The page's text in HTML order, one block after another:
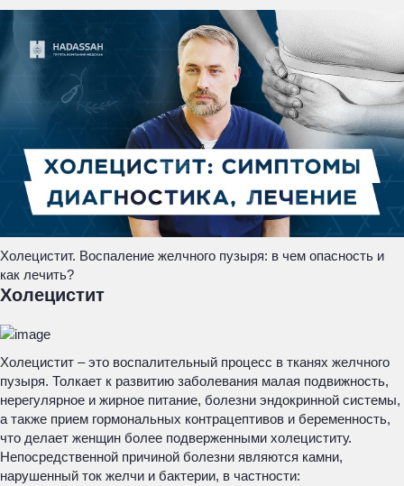
Холецистит. Воспаление желчного пузыря: в чем опасность и
как лечить?
Холецистит
Холецистит – это воспалительный процесс в тканях желчного
пузыря. Толкает к развитию заболевания малая подвижность,
нерегулярное и жирное питание, болезни эндокринной системы,
а также прием гормональных контрацептивов и беременность,
что делает женщин более подверженными холециститу.
Непосредственной причиной болезни являются камни,
нарушенный ток желчи и бактерии, в частности: